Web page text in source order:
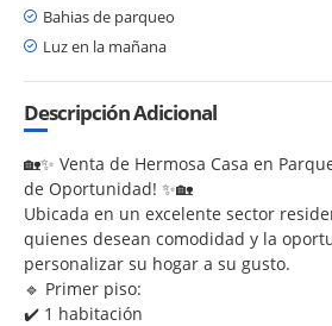
Bahias de parqueo
Luz en la mañana
Descripción Adicional
🏡✨ Venta de Hermosa Casa en
de Oportunidad! ✨🏡
Ubicada en un excelente sector
quienes desean comodidad y la
personalizar su hogar a su gusto.
🔹 Primer piso:
✔️ 1 habitación